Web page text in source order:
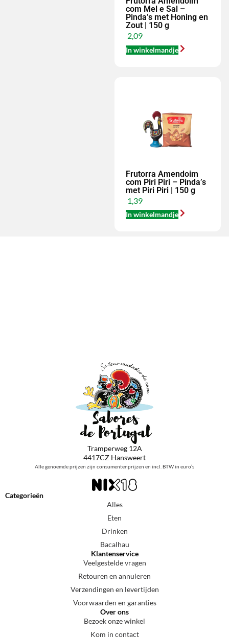
com Mel e Sal –
Pinda’s met Honing en
Zout | 150 g
2,09
In winkelmandje
Frutorra Amendoim
com Piri Piri – Pinda’s
met Piri Piri | 150 g
1,39
In winkelmandje
Tramperweg 12A
4417CZ Hansweert
Alle genoemde prijzen zijn consumentenprijzen en incl. BTW in euro’s
Categorieën
Alles
Eten
Drinken
Bacalhau
Klantenservice
Veelgestelde vragen
Retouren en annuleren
Verzendingen en levertijden
Voorwaarden en garanties
Over ons
Bezoek onze winkel
Kom in contact